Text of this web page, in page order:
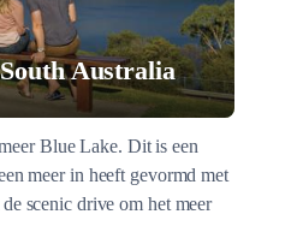
Australia
Blue Lake. Dit is een
meer in heeft gevormd met
scenic drive om het meer